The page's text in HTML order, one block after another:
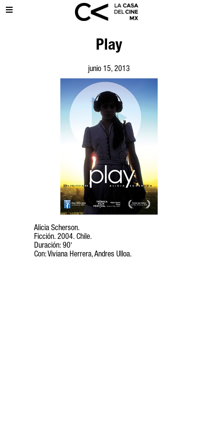
Play
junio 15, 2013
Alicia Scherson.
Ficción. 2004. Chile.
Duración: 90′
Con: Viviana Herrera, Andres Ulloa.